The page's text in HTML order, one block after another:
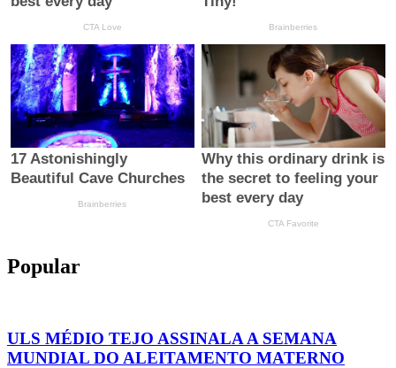
Popular
ULS MÉDIO TEJO ASSINALA A SEMANA
MUNDIAL DO ALEITAMENTO MATERNO